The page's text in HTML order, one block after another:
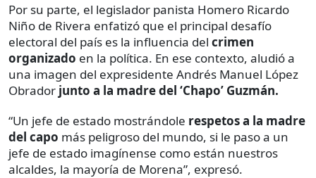
Por su parte, el legislador panista Homero Ricardo
Niño de Rivera enfatizó que el principal desafío
electoral del país es la influencia del crimen
organizado en la política. En ese contexto, aludió a
una imagen del expresidente Andrés Manuel López
Obrador junto a la madre del ‘Chapo’ Guzmán.
“Un jefe de estado mostrándole respetos a la madre
del capo más peligroso del mundo, si le paso a un
jefe de estado imagínense como están nuestros
alcaldes, la mayoría de Morena”, expresó.